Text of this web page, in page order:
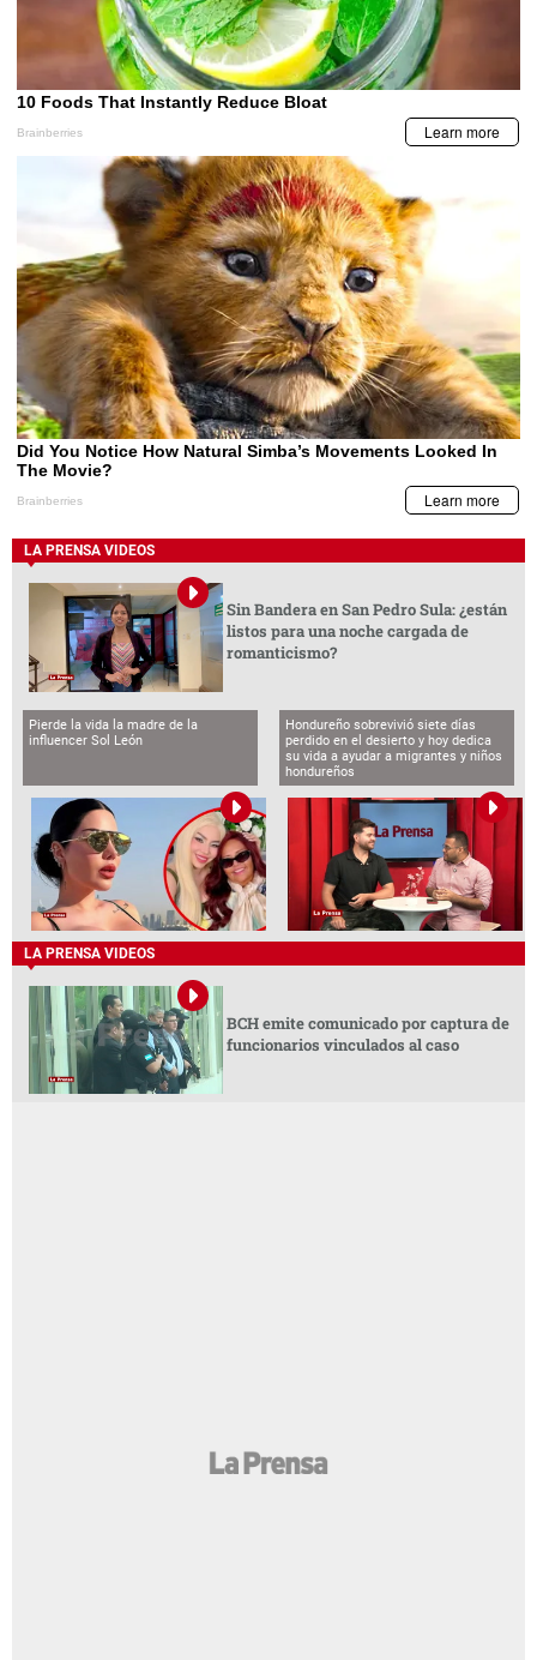
LA PRENSA VIDEOS
Sin Bandera en San Pedro Sula: ¿están
listos para una noche cargada de
romanticismo?
Pierde la vida la madre de la
influencer Sol León
Hondureño sobrevivió siete días
perdido en el desierto y hoy dedica
su vida a ayudar a migrantes y niños
hondureños
LA PRENSA VIDEOS
BCH emite comunicado por captura de
funcionarios vinculados al caso